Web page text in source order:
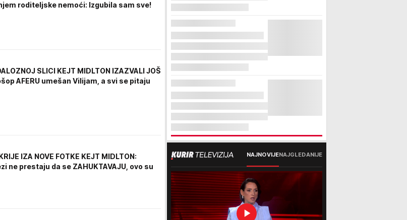
roditeljske nemoći: Izgubila sam sve!
SLICI KEJT MIDLTON IZAZVALI JOŠ
AFERU umešan Vilijam, a svi se pitaju
IZA NOVE FOTKE KEJT MIDLTON:
ne prestaju da se ZAHUKTAVAJU, ovo su
NAJNOVIJENAJGLEDANIJE